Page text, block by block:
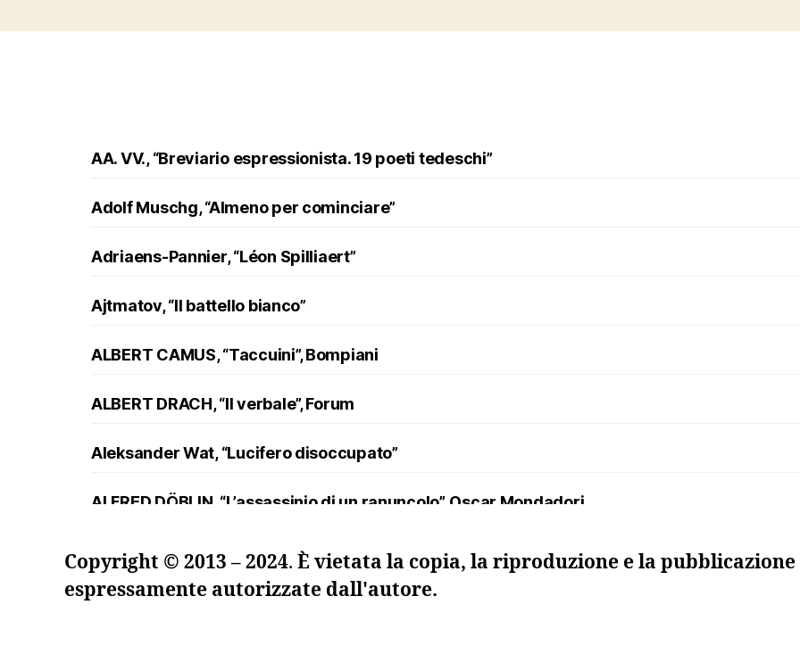
AA. VV., “Breviario espressionista. 19 poeti tedeschi”
Adolf Muschg, “Almeno per cominciare”
Adriaens-Pannier, “Léon Spilliaert”
Ajtmatov, “Il battello bianco”
ALBERT CAMUS, “Taccuini”, Bompiani
ALBERT DRACH, “Il verbale”, Forum
Aleksander Wat, “Lucifero disoccupato”
ALFRED DÖBLIN, “L’assassinio di un ranuncolo”, Oscar Mondadori
Andreev, “Lazzaro e altre novelle”
ANDRZEJ KUŚNIEWICZ, “Lezione di lingua morta”, Sellerio
Copyright © 2013 – 2024. È vietata la copia, la riproduzione e la
espressamente autorizzate dall'autore.